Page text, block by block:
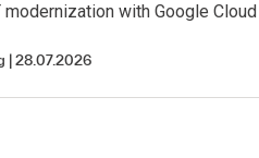
with Google Cloud
28.07.2026